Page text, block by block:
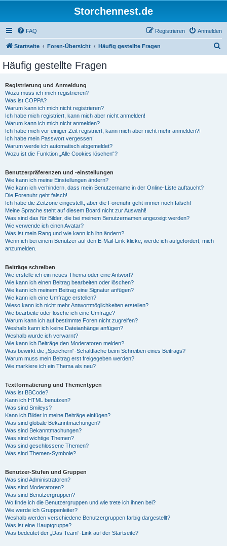
Storchennest.de
FAQ Anmelden
Registrieren
Startseite Foren-Übersicht Häufig gestellte Fragen
Häufig gestellte Fragen
Registrierung und Anmeldung
Wozu muss ich mich registrieren?
Was ist COPPA?
Warum kann ich mich nicht registrieren?
Ich habe mich registriert, kann mich aber nicht anmelden!
Warum kann ich mich nicht anmelden?
Ich habe mich vor einiger Zeit registriert, kann mich aber nicht mehr anmelden?!
Ich habe mein Passwort vergessen!
Warum werde ich automatisch abgemeldet?
Wozu ist die Funktion „Alle Cookies löschen“?
Benutzerpräferenzen und -einstellungen
Wie kann ich meine Einstellungen ändern?
Wie kann ich verhindern, dass mein Benutzername in der Online-Liste auftaucht?
Die Forenuhr geht falsch!
Ich habe die Zeitzone eingestellt, aber die Forenuhr geht immer noch falsch!
Meine Sprache steht auf diesem Board nicht zur Auswahl!
Was sind das für Bilder, die bei meinem Benutzernamen angezeigt werden?
Wie verwende ich einen Avatar?
Was ist mein Rang und wie kann ich ihn ändern?
Wenn ich bei einem Benutzer auf den E-Mail-Link klicke, werde ich aufgefordert, mich
anzumelden.
Beiträge schreiben
Wie erstelle ich ein neues Thema oder eine Antwort?
Wie kann ich einen Beitrag bearbeiten oder löschen?
Wie kann ich meinem Beitrag eine Signatur anfügen?
Wie kann ich eine Umfrage erstellen?
Wieso kann ich nicht mehr Antwortmöglichkeiten erstellen?
Wie bearbeite oder lösche ich eine Umfrage?
Warum kann ich auf bestimmte Foren nicht zugreifen?
Weshalb kann ich keine Dateianhänge anfügen?
Weshalb wurde ich verwarnt?
Wie kann ich Beiträge den Moderatoren melden?
Was bewirkt die „Speichern“-Schaltfläche beim Schreiben eines Beitrags?
Warum muss mein Beitrag erst freigegeben werden?
Wie markiere ich ein Thema als neu?
Textformatierung und Thementypen
Was ist BBCode?
Kann ich HTML benutzen?
Was sind Smileys?
Kann ich Bilder in meine Beiträge einfügen?
Was sind globale Bekanntmachungen?
Was sind Bekanntmachungen?
Was sind wichtige Themen?
Was sind geschlossene Themen?
Was sind Themen-Symbole?
Benutzer-Stufen und Gruppen
Was sind Administratoren?
Was sind Moderatoren?
Was sind Benutzergruppen?
Wo finde ich die Benutzergruppen und wie trete ich ihnen bei?
Wie werde ich Gruppenleiter?
Weshalb werden verschiedene Benutzergruppen farbig dargestellt?
Was ist eine Hauptgruppe?
Was bedeutet der „Das Team“-Link auf der Startseite?